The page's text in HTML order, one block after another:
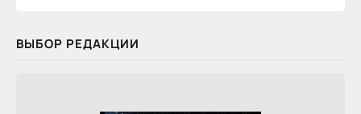
ВЫБОР РЕДАКЦИИ